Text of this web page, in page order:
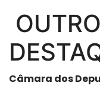
Câmara dos